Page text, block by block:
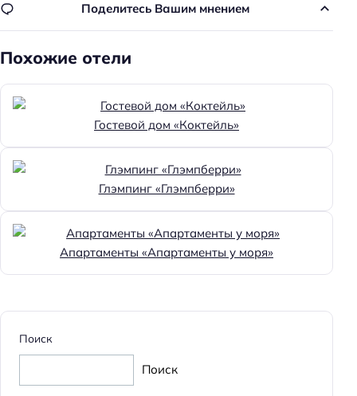
Поделитесь Вашим мнением
Похожие отели
Гостевой дом «Коктейль»
Глэмпинг «Глэмпберри»
Апартаменты «Апартаменты у моря»
Поиск
Поиск